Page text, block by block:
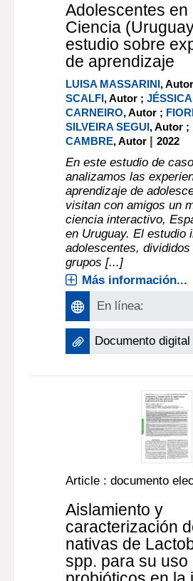
Adolescentes en
Ciencia
estudio sobre
de aprendizaje
LUISA MASSARINI,
SCALFI, Autor ;
CARNEIRO, Autor ;
SILVEIRA SEGUI, Autor ;
CAMBRE, Autor |2022
En este estudio de
analizamos las
aprendizaje de
visitan con amigos un
ciencia interactivo,
en Uruguay. El estudio
adolescentes,
grupos [...]
Más información...
En línea:
Documento digital
Article : documento
Aislamiento y
caracterización
nativas de
spp. para su uso